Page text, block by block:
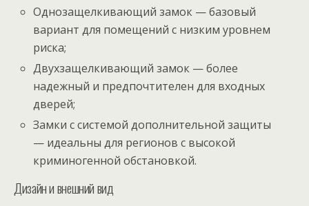
Однозащелкивающий замок — базовый
вариант для помещений с низким уровнем
риска;
Двухзащелкивающий замок — более
надежный и предпочтителен для входных
дверей;
Замки с системой дополнительной защиты
— идеальны для регионов с высокой
криминогенной обстановкой.
Дизайн и внешний вид